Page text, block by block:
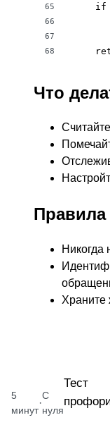
65
66
67
68
if
Что
Правила
Никогда
Храните
5
минут
·
С
нуля
Тест